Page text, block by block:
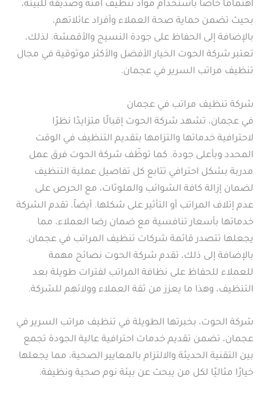
اهتمامًا خاصًا باستخدام مواد تنظيف آمنة وصديقة للبيئة،
بحيث تضمن حماية صحة العملاء وأفراد عائلاتهم،
بالإضافة إلى الحفاظ على جودة النسيج والأقمشة. لذلك،
تعتبر شركة الحوت الخيار الأفضل والأكثر موثوقية في مجال
تنظيف مراتب السرير في عجمان.
شركة تنظيف مراتب في عجمان
في عجمان، تشهد شركة الحوت إقبالًا متزايدًا نظرًا
لاحترافية خدماتها والتزامها بتقديم التنظيف في الوقت
المحدد وبأعلى جودة. كما توظّف شركة الحوت فرق عمل
مدربة بشكل احترافي تتابع كل تفاصيل عملية التنظيف
لضمان إزالة كافة الشوائب والملوثات، مع الحرص على
عدم إتلاف المراتب أو التأثير على شكلها. أيضاً، تقدم الشركة
خدماتها بأسعار تنافسية مع ضمان رضا العملاء، مما
يجعلها تتصدر قائمة شركات تنظيف المراتب في عجمان.
بالإضافة إلى ذلك، تقدم شركة الحوت نصائح مهمة
للعملاء للحفاظ على نظافة المراتب لفترات طويلة بعد
التنظيف، وهذا ما يعزز من ثقة العملاء وولائهم للشركة.
شركة الحوت، بخبرتها الطويلة في تنظيف مراتب السرير في
عجمان، تضمن تقديم خدمات احترافية عالية الجودة تجمع
بين التقنية الحديثة والالتزام بالمعايير الصحية، مما يجعلها
خيارًا مثاليًا لكل من يبحث عن بيئة نوم صحية ونظيفة.